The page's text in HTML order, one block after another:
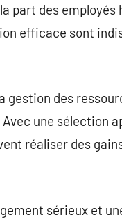
part des employés
efficace sont
gestion des
une sélection
réaliser des
sérieux et